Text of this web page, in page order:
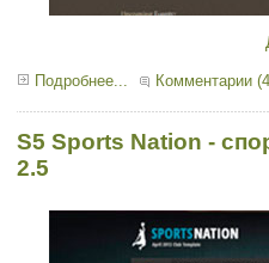
Подробнее... Комментарии
S5 Sports Nation -
2.5